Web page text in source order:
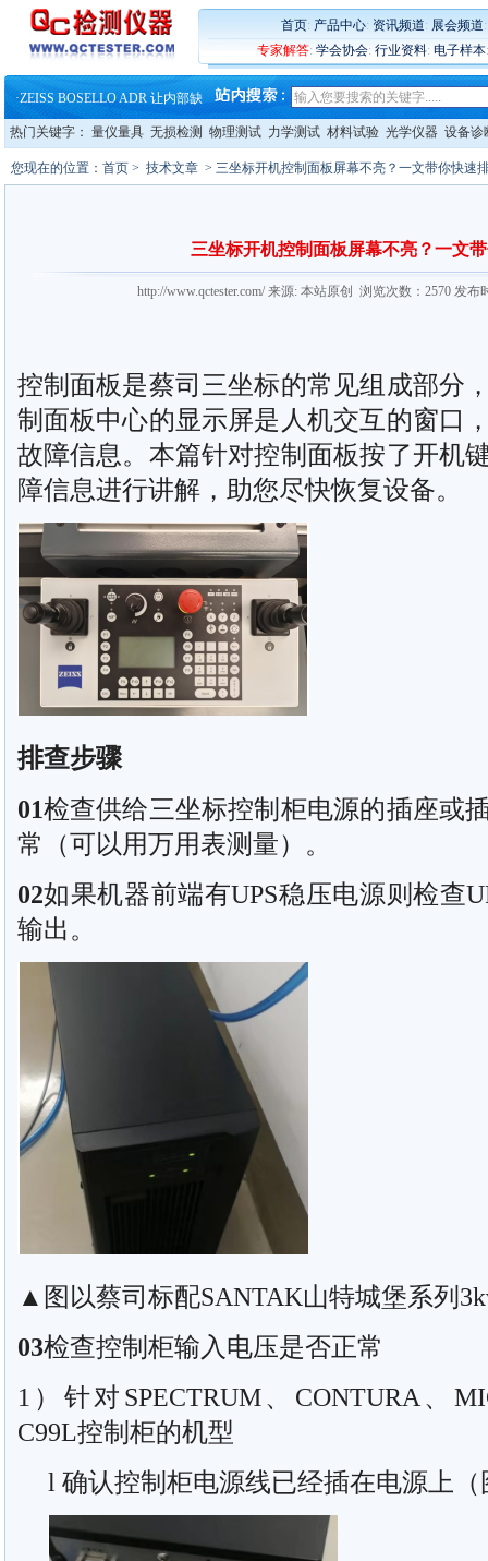
首页: 产品中心: 资讯频道: 展会频道
专家解答: 学会协会: 行业资料: 电子样本
蔡司软件 | 高效变形分析能
铸就AI服务器质量动脉 – 高
ZEISS BOSELLO ADR 让内部缺
·蔡司和亿纬锂能达成战略合作
·大牌云集 买家升级 ——26
·蔡司软件 | 高效变形分析能
·铸就AI服务器质量动脉 – 高
·铸就AI服务器质量动脉 – 高
热门关键字： 量仪量具 无损检测 物理测试 力学测试 材料试验 光学仪器 设备诊
您现在的位置： 首页 > 技术文章 > 三坐标开机控制面板屏幕不亮？一文带你快速
三坐标开机控制面板屏幕不亮？一文
http://www.qctester.com/ 来源: 本站原创 浏览次数：2570 发布
控制面板是蔡司三坐标的常见组成部分
制面板中心的显示屏是人机交互的窗口
故障信息。本篇针对控制面板按了开机
障信息进行讲解，助您尽快恢复设备。
排查步骤
01检查供给三坐标控制柜电源的插座或
常（可以用万用表测量）。
02如果机器前端有UPS稳压电源则检查
输出。
▲图以蔡司标配SANTAK山特城堡系列
03检查控制柜输入电压是否正常
1）针对SPECTRUM、CONTURA、
C99L控制柜的机型
l 确认控制柜电源线已经插在电源上